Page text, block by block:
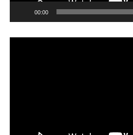
00:00
Reproductor